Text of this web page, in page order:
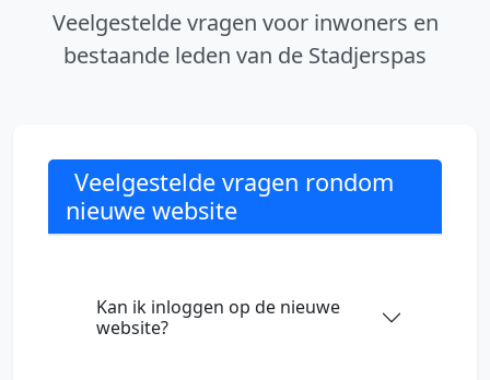
Veelgestelde vragen voor inwoners en
bestaande leden van de Stadjerspas
Veelgestelde vragen rondom
nieuwe website
Kan ik inloggen op de nieuwe
website?